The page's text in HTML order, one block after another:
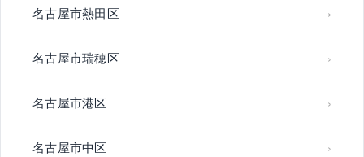
名古屋市熱田区
名古屋市瑞穂区
名古屋市港区
名古屋市中区